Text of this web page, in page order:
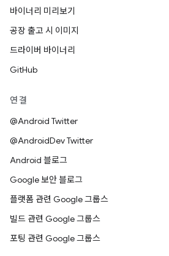
바이너리 미리보기
공장 출고 시 이미지
드라이버 바이너리
GitHub
연결
@Android Twitter
@AndroidDev Twitter
Android 블로그
Google 보안 블로그
플랫폼 관련 Google 그룹스
빌드 관련 Google 그룹스
포팅 관련 Google 그룹스